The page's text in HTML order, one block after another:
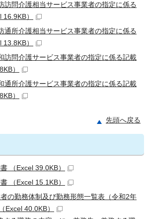
問介護相当サービス事業者の指定に係る
）
所介護相当サービス事業者の指定に係る
）
問介護サービス事業者の指定に係る記載
）
所介護サービス事業者の指定に係る記載
）
先頭へ戻る
（Excel 39.0KB）
（Excel 15.1KB）
の勤務体制及び勤務形態一覧表（令和2年
Excel 40.0KB）